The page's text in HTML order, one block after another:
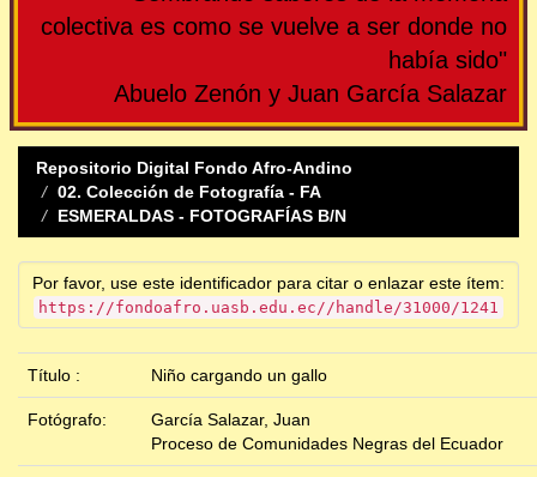
colectiva es como se vuelve a ser donde no
había sido"
Abuelo Zenón y Juan García Salazar
Repositorio Digital Fondo Afro-Andino
02. Colección de Fotografía - FA
ESMERALDAS - FOTOGRAFÍAS B/N
Por favor, use este identificador para citar o enlazar este ítem:
https://fondoafro.uasb.edu.ec//handle/31000/1241
Título : Niño cargando un gallo
Fotógrafo:
García Salazar, Juan
Proceso de Comunidades Negras del Ecuador